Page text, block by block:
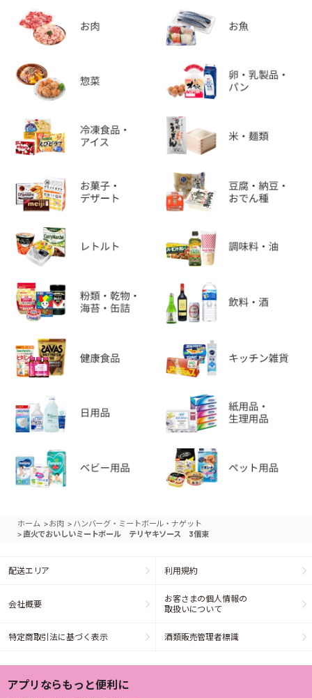
ホーム >お肉 > ハンバーグ・ミートボール・ナゲット
> 直火でおいしいミートボール テリヤキソース 3個束
配送エリア 利用規約
会社概要
お客さまの個人情報の
取扱いについて
特定商取引法に基づく表示 酒類販売管理者標識
アプリならもっと便利に